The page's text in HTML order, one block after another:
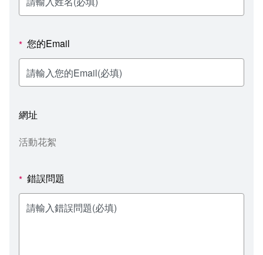
新聞媒體專區
校園行事曆
報名系統
線上報名查詢
影音資訊
學習指導中心
輔導處
研發處
秘書處出納組
教學媒體處
電算中心
大眾傳播學系
外國語文學系
文化藝術學系
健康管理與促進學系
校務系統
課程大綱
網路選課
校園行事曆
校內系統
資訊服務線上報修系統
消耗品申請
教室‧會議室預約系統
問卷調查
法令規章
政府公開資訊
意見信箱
各單位意見信箱
影音資訊
* 您的Email
網址
活動花絮
* 錯誤問題